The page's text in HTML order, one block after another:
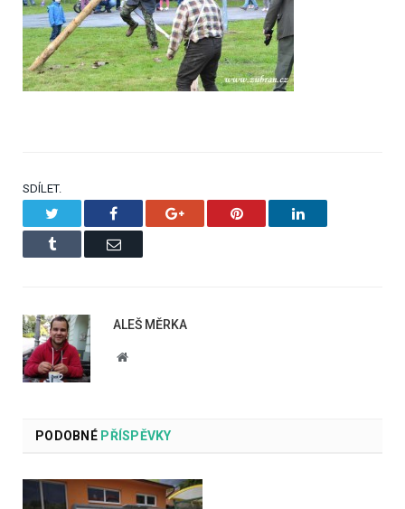
SDÍLET.
Facebook Google+ Pinterest LinkedIn
Tumblr Email
ALEŠ MĚRKA
Website
PODOBNÉPŘÍSPĚVKY